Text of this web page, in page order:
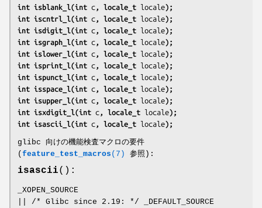
int isblank_l(int c , locale_t locale);
int iscntrl_l(int c , locale_t locale);
int isdigit_l(int c , locale_t locale);
int isgraph_l(int c , locale_t locale);
int islower_l(int c , locale_t locale);
int isprint_l(int c , locale_t locale);
int ispunct_l(int c , locale_t locale);
int isspace_l(int c , locale_t locale);
int isupper_l(int c , locale_t locale);
int isxdigit_l(int c , locale_t locale);
int isascii_l(int c , locale_t locale);
glibc 向けの機能検査マクロの要件
( feature_test_macros (7) 参照):
isascii():
_XOPEN_SOURCE
|| /* Glibc since 2.19: */ _DEFAULT_SOURCE